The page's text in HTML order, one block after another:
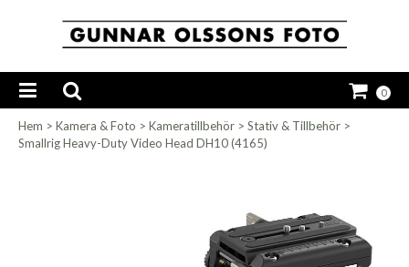
0
Hem > Kamera & Foto > Kameratillbehör > Stativ & Tillbehör >
Smallrig Heavy-Duty Video Head DH10 (4165)